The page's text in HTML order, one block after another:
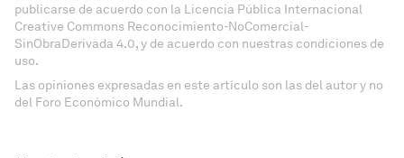
publicarse de acuerdo con la Licencia Pública Internacional
Creative Commons Reconocimiento-NoComercial-
SinObraDerivada 4.0, y de acuerdo con nuestras condiciones de
uso.
Las opiniones expresadas en este artículo son las del autor y no
del Foro Económico Mundial.